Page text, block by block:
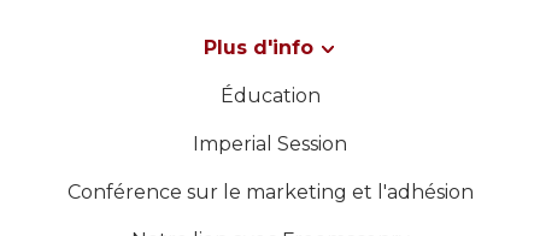
Plus d'info
Éducation
Imperial Session
Conférence sur le marketing et l'adhésion